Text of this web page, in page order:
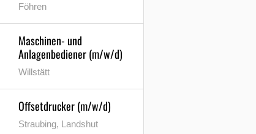
Föhren
Maschinen- und
Anlagenbediener (m/w/d)
Willstätt
Offsetdrucker (m/w/d)
Straubing, Landshut